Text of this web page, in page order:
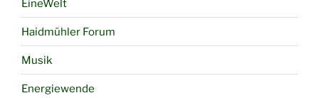
EineWelt
Haidmühler Forum
Musik
Energiewende